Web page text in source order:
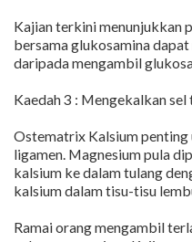
Kajian terkini menunjukkan
bersama glukosamina
daripada mengambil
Kaedah 3 : Mengekalkan
Ostematrix Kalsium
ligamen. Magnesium pula
kalsium ke dalam tulang
kalsium dalam tisu-tisu
Ramai orang mengambil